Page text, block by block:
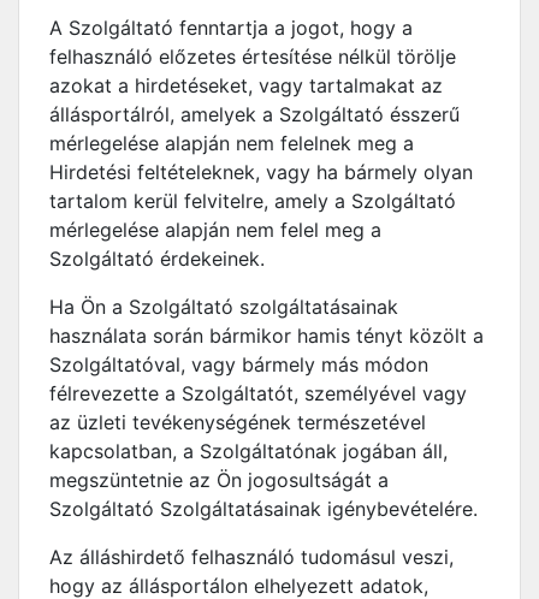
A Szolgáltató fenntartja a jogot, hogy a
felhasználó előzetes értesítése nélkül törölje
azokat a hirdetéseket, vagy tartalmakat az
állásportálról, amelyek a Szolgáltató ésszerű
mérlegelése alapján nem felelnek meg a
Hirdetési feltételeknek, vagy ha bármely olyan
tartalom kerül felvitelre, amely a Szolgáltató
mérlegelése alapján nem felel meg a
Szolgáltató érdekeinek.
Ha Ön a Szolgáltató szolgáltatásainak
használata során bármikor hamis tényt közölt a
Szolgáltatóval, vagy bármely más módon
félrevezette a Szolgáltatót, személyével vagy
az üzleti tevékenységének természetével
kapcsolatban, a Szolgáltatónak jogában áll,
megszüntetnie az Ön jogosultságát a
Szolgáltató Szolgáltatásainak igénybevételére.
Az álláshirdető felhasználó tudomásul veszi,
hogy az állásportálon elhelyezett adatok,